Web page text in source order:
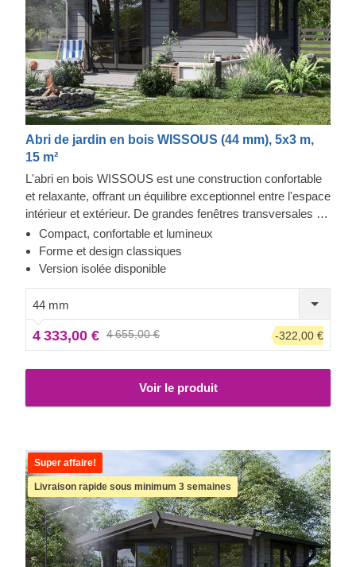
Abri de jardin en bois WISSOUS (44 mm), 5x3 m,
15 m²
L'abri en bois WISSOUS est une construction confortable
et relaxante, offrant un équilibre exceptionnel entre l'espace
intérieur et extérieur. De grandes fenêtres transversales et
des portes d'entrée doubles garantissent une lumière
naturelle abondante à l'intérieur, tandis que son avancée de
toit élégante fournit l'ombre nécessaire pour y placer une
votre plus grand confort, une version isolée de ce modèle
est également disponible.
Compact, confortable et lumineux
Forme et design classiques
Version isolée disponible
44 mm
4 333,00 € 4 655,00 € -322,00 €
Voir le produit
Super affaire!
Livraison rapide sous minimum 3 semaines